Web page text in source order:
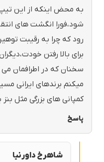
به محض اینکه از این
شود،فورا انگشت های
رود که چرا به رقیبت
برای بالا رفتن
سخنان که در اطرافمان
میکنم برندهای ایرانی
کمپانی های بزرگی مثل بنز
پاسخ
شاهرخ داورنیا